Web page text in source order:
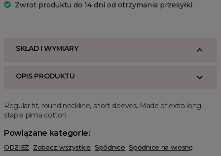
Zwrot produktu do 14 dni od otrzymania przesyłki.
SKŁAD I WYMIARY
OPIS PRODUKTU
Regular fit, round neckline, short sleeves. Made of extra long
staple pima cotton.
Powiązane kategorie:
ODZIEŻ Zobacz wszystkie Spódnice Spódnice na wiosnę